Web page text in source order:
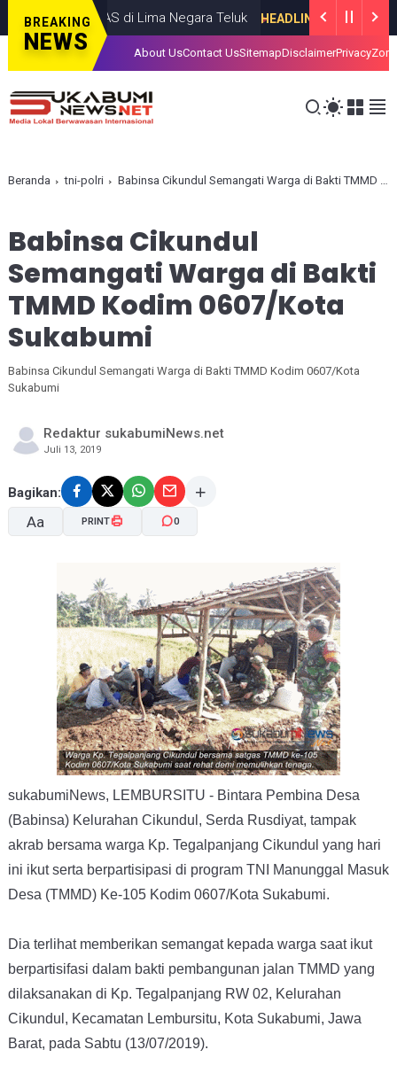
BREAKING
NEWS
AS di Lima Negara Teluk HEADLINEJULY 13, 2026
About UsContact UsSitemapDisclaimerPrivacy
Beranda tni-polri Babinsa Cikundul Semangati Warga di Bakti TMMD Kodim 0607/Kota Sukabumi
Babinsa Cikundul
Semangati Warga di Bakti
TMMD Kodim 0607/Kota
Sukabumi
Babinsa Cikundul Semangati Warga di Bakti TMMD Kodim 0607/Kota
Sukabumi
Redaktur sukabumiNews.net
Juli 13, 2019
Bagikan:
Aa
A- A+
PRINT 0
sukabumiNews, LEMBURSITU - Bintara Pembina Desa
(Babinsa) Kelurahan Cikundul, Serda Rusdiyat, tampak
akrab bersama warga Kp. Tegalpanjang Cikundul yang hari
ini ikut serta berpartisipasi di program TNI Manunggal Masuk
Desa (TMMD) Ke-105 Kodim 0607/Kota Sukabumi.
Dia terlihat memberikan semangat kepada warga saat ikut
berpartisifasi dalam bakti pembangunan jalan TMMD yang
dilaksanakan di Kp. Tegalpanjang RW 02, Kelurahan
Cikundul, Kecamatan Lembursitu, Kota Sukabumi, Jawa
Barat, pada Sabtu (13/07/2019).